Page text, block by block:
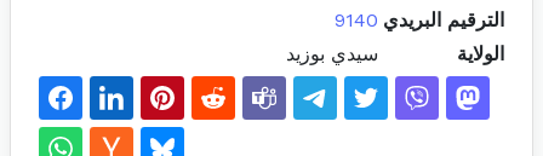
الترقيم البريدي 9140
الولاية
سيدي بوزيد